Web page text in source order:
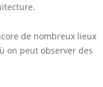
de nombreux lieux
on peut observer des